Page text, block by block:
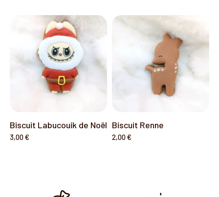
Biscuit Labucouik de Noël
3,00 €
Biscuit Renne
2,00 €